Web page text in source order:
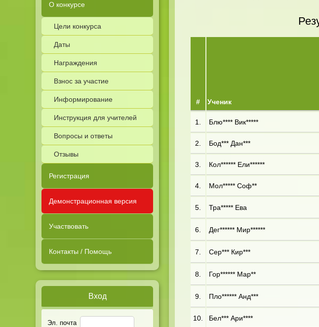
О конкурсе
Цели конкурса
Даты
Награждения
Взнос за участие
Информирование
Инструкция для учителей
Вопросы и ответы
Отзывы
Регистрация
Демонстрационная версия
Участвовать
Контакты / Помощь
Вход
Эл. почта
# Ученик
1. Блю**** Вик*****
2. Бод*** Дан***
3. Кол****** Ели******
4. Мол***** Соф**
5. Тра***** Ева
6. Дег****** Мир******
7. Сер*** Кир***
8. Гор****** Мар**
9. Пло****** Анд***
10. Бел*** Ари****